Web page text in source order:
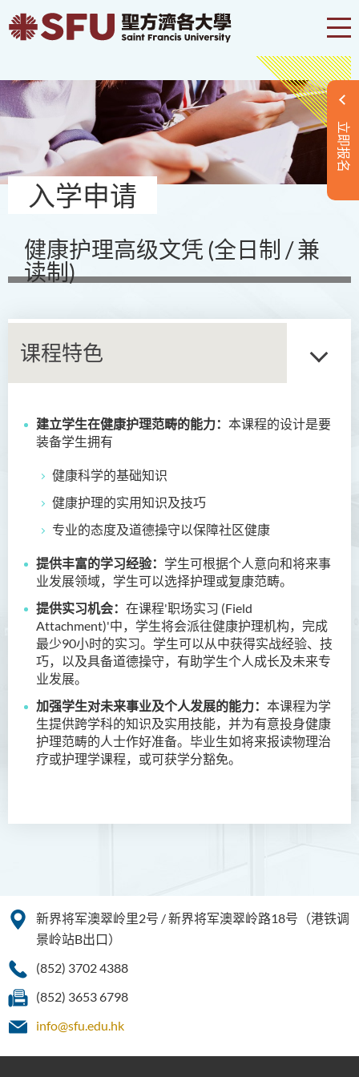
立即报名
入学申请
健康护理高级文凭 (全日制 / 兼
读制)
课程特色
建立学生在健康护理范畴的能力： 本课程的设计是要
装备学生拥有
健康科学的基础知识
健康护理的实用知识及技巧
专业的态度及道德操守以保障社区健康
提供丰富的学习经验： 学生可根据个人意向和将来事
业发展领域， 学生可以选择护理或复康范畴。
提供实习机会： 在课程'职场实习 (Field
Attachment)'中，学生将会派往健康护理机构，完成
最少90小时的实习。学生可以从中获得实战经验、技
巧，以及具备道德操守，有助学生个人成长及未来专
业发展。
加强学生对未来事业及个人发展的能力： 本课程为学
生提供跨学科的知识及实用技能，并为有意投身健康
护理范畴的人士作好准备。毕业生如将来报读物理治
疗或护理学课程，或可获学分豁免。
商务学副学士
级文凭 (全日制/兼读制)
普通科护理学高级文凭
普通科护理学高级文凭（课
程编号﹕HDEN-SWD）
健康护理高级文凭 (全日制 /
简介
课程目标
课程资讯频道
新界将军澳翠岭里2号 / 新界将军澳翠岭路18号（港铁调
景岭站B出口）
(852) 3702 4388
(852) 3653 6798
info@sfu.edu.hk